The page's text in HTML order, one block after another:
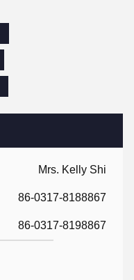
Mrs. Kelly Shi
86-0317-8188867
86-0317-8198867